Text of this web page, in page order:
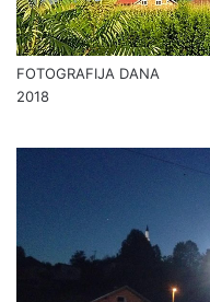
FOTOGRAFIJA DANA
2018